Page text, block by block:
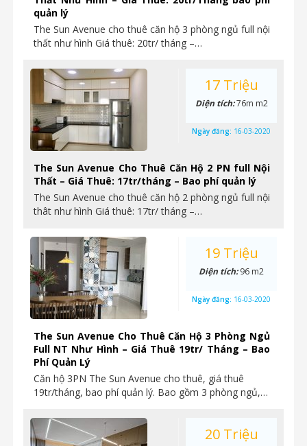
quản lý
The Sun Avenue cho thuê căn hộ 3 phòng ngủ full nội
thất như hình Giá thuê: 20tr/ tháng –…
The Sun Avenue Cho Thuê Căn Hộ 2 PN full Nội
Thất – Giá Thuê: 17tr/tháng – Bao phí quản lý
The Sun Avenue cho thuê căn hộ 2 phòng ngủ full nội
thât như hình Giá thuê: 17tr/ tháng –…
17 Triệu
Diện tích:76m m2
Ngày đăng: 16-03-2020
The Sun Avenue Cho Thuê Căn Hộ 3 Phòng Ngủ
Full NT Như Hình – Giá Thuê 19tr/ Tháng – Bao
Phí Quản Lý
Căn hộ 3PN The Sun Avenue cho thuê, giá thuê
19tr/tháng, bao phí quản lý. Bao gồm 3 phòng ngủ,…
19 Triệu
Diện tích:96 m2
Ngày đăng: 16-03-2020
20 Triệu